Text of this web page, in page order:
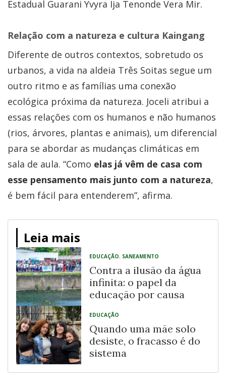
Estadual Guarani Yvyra Ija Tenonde Vera Mir.
Relação com a natureza e cultura Kaingang
Diferente de outros contextos, sobretudo os
urbanos, a vida na aldeia Três Soitas segue um
outro ritmo e as famílias uma conexão
ecológica próxima da natureza. Joceli atribui a
essas relações com os humanos e não humanos
(rios, árvores, plantas e animais), um diferencial
para se abordar as mudanças climáticas em
sala de aula. “Como elas já vêm de casa com
esse pensamento mais junto com a natureza,
é bem fácil para entenderem”, afirma.
Leia mais
EDUCAÇÃO, SANEAMENTO
Contra a ilusão da água
infinita: o papel da
educação por causa
EDUCAÇÃO
Quando uma mãe solo
desiste, o fracasso é do
sistema